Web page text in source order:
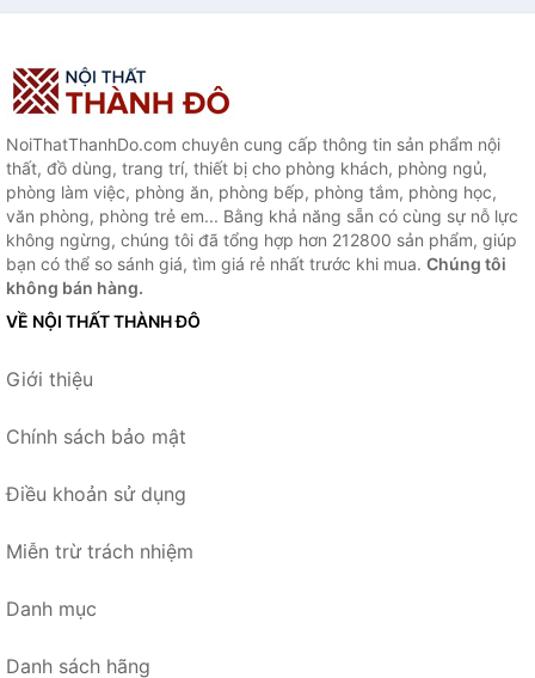
NoiThatThanhDo.com chuyên cung cấp thông tin sản phẩm nội
thất, đồ dùng, trang trí, thiết bị cho phòng khách, phòng ngủ,
phòng làm việc, phòng ăn, phòng bếp, phòng tắm, phòng học,
văn phòng, phòng trẻ em... Bằng khả năng sẵn có cùng sự nỗ lực
không ngừng, chúng tôi đã tổng hợp hơn 212800 sản phẩm, giúp
bạn có thể so sánh giá, tìm giá rẻ nhất trước khi mua. Chúng tôi
không bán hàng.
VỀ NỘI THẤT THÀNH ĐÔ
Giới thiệu
Chính sách bảo mật
Điều khoản sử dụng
Miễn trừ trách nhiệm
Danh mục
Danh sách hãng